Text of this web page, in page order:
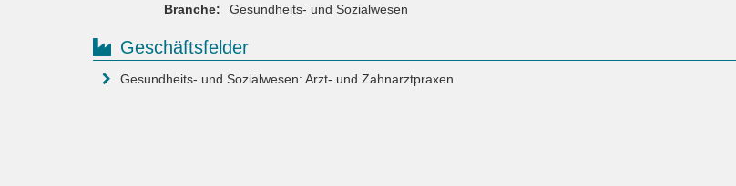
Branche:
Gesundheits- und Sozialwesen
Geschäftsfelder
Gesundheits- und Sozialwesen: Arzt- und Zahnarztpraxen